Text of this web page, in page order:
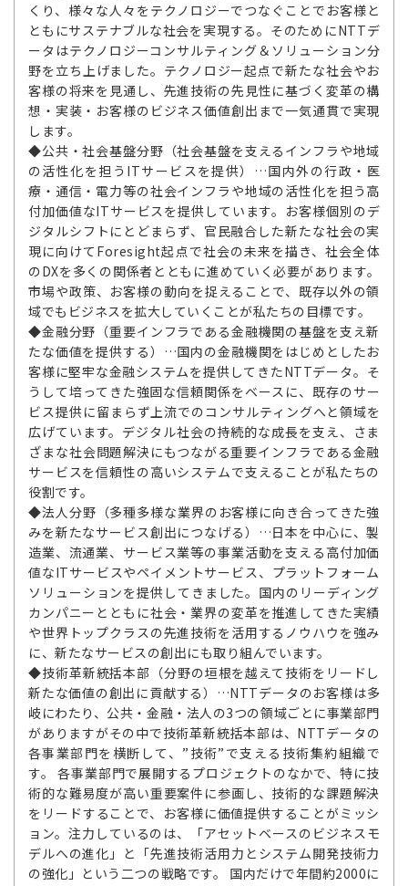
くり、様々な人々をテクノロジーでつなぐことでお客様と
ともにサステナブルな社会を実現する。そのためにNTTデ
ータはテクノロジーコンサルティング＆ソリューション分
野を立ち上げました。テクノロジー起点で新たな社会やお
客様の将来を見通し、先進技術の先見性に基づく変革の構
想・実装・お客様のビジネス価値創出まで一気通貫で実現
します。
◆公共・社会基盤分野（社会基盤を支えるインフラや地域
の活性化を担うITサービスを提供）…国内外の行政・医
療・通信・電力等の社会インフラや地域の活性化を担う高
付加価値なITサービスを提供しています。お客様個別のデ
ジタルシフトにとどまらず、官民融合した新たな社会の実
現に向けてForesight起点で社会の未来を描き、社会全体
のDXを多くの関係者とともに進めていく必要があります。
市場や政策、お客様の動向を捉えることで、既存以外の領
域でもビジネスを拡大していくことが私たちの目標です。
◆金融分野（重要インフラである金融機関の基盤を支え新
たな価値を提供する）…国内の金融機関をはじめとしたお
客様に堅牢な金融システムを提供してきたNTTデータ。そ
うして培ってきた強固な信頼関係をベースに、既存のサー
ビス提供に留まらず上流でのコンサルティングへと領域を
広げています。デジタル社会の持続的な成長を支え、さま
ざまな社会問題解決にもつながる重要インフラである金融
サービスを信頼性の高いシステムで支えることが私たちの
役割です。
◆法人分野（多種多様な業界のお客様に向き合ってきた強
みを新たなサービス創出につなげる）…日本を中心に、製
造業、流通業、サービス業等の事業活動を支える高付加価
値なITサービスやペイメントサービス、プラットフォーム
ソリューションを提供してきました。国内のリーディング
カンパニーとともに社会・業界の変革を推進してきた実績
や世界トップクラスの先進技術を活用するノウハウを強み
に、新たなサービスの創出にも取り組んでいます。
◆技術革新統括本部（分野の垣根を越えて技術をリードし
新たな価値の創出に貢献する）…NTTデータのお客様は多
岐にわたり、公共・金融・法人の3つの領域ごとに事業部門
がありますがその中で技術革新統括本部は、NTTデータの
各事業部門を横断して、”技術”で支える技術集約組織で
す。 各事業部門で展開するプロジェクトのなかで、特に技
術的な難易度が高い重要案件に参画し、技術的な課題解決
をリードすることで、お客様に価値提供することがミッシ
ョン。注力しているのは、「アセットベースのビジネスモ
デルへの進化」と「先進技術活用力とシステム開発技術力
の強化」という二つの戦略です。 国内だけで年間約2000に